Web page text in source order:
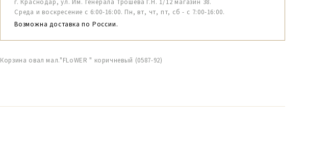
г. Краснодар, ул. Им. Генерала Трошева Г.Н. 1/12 магазин 38.
Среда и воскресение с 6:00-16:00. Пн, вт, чт, пт, сб - с 7:00-16:00.
Возможна доставка по России.
Корзина овал мал."FLoWER " коричневый (0587-92)